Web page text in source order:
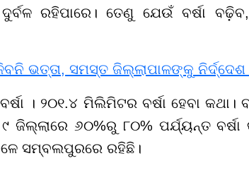
ରହିପାରେ। ତେଣୁ ଯେଉଁ ବର୍ଷା
ଭତ୍ତା, ସମସ୍ତ ଜିଲ୍ଲାପାଳଙ୍କୁ ନିର୍ଦ୍ଦେଶ
। ୨୦୧.୪ ମିଲିମିଟର ବର୍ଷା ହେବା କଥା।
ଜିଲ୍ଲାରେ ୬୦%ରୁ ୮୦% ପର୍ଯ୍ୟନ୍ତ
ସମ୍ବଲପୁରରେ ରହିଛି।